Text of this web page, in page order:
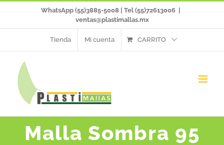
WhatsApp (55)3885-5008 | Tel (55)72613006
ventas@plastimallas.mx
Tienda Mi cuenta CARRITO
Malla Sombra 95